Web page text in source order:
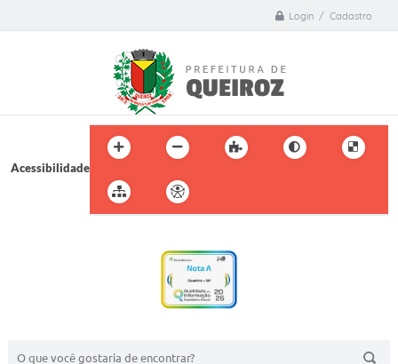
Login / Cadastro
Acessibilidade